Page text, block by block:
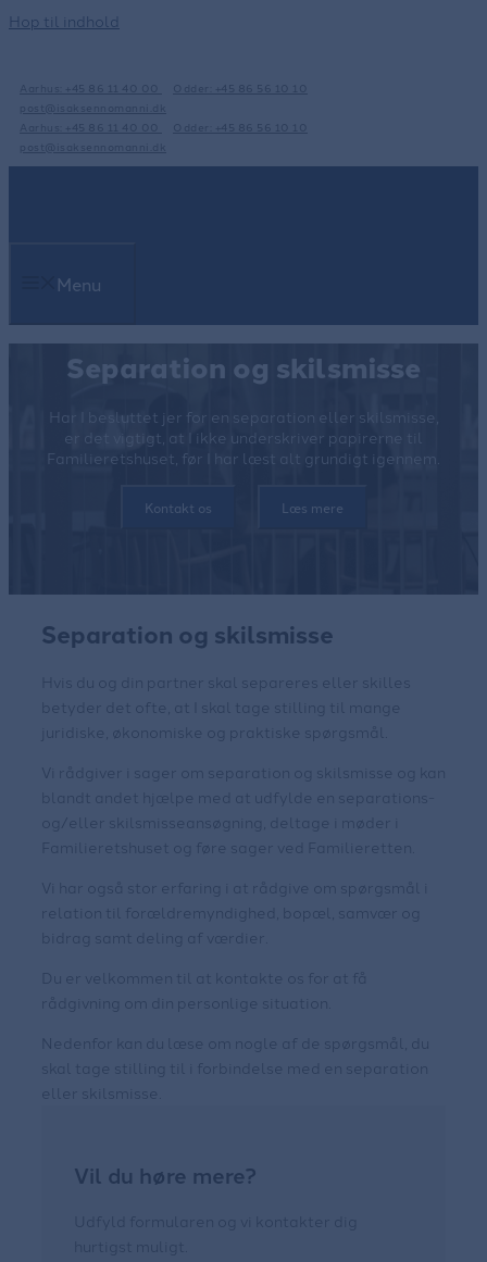
Hop til indhold
Menu
Separation og skilsmisse
Har I besluttet jer for en separation eller skilsmisse,
er det vigtigt, at I ikke underskriver papirerne til
Familieretshuset, før I har læst alt grundigt igennem.
Kontakt os Læs mere
Separation og skilsmisse
Hvis du og din partner skal separeres eller skilles
betyder det ofte, at I skal tage stilling til mange
juridiske, økonomiske og praktiske spørgsmål.
Vi rådgiver i sager om separation og skilsmisse og kan
blandt andet hjælpe med at udfylde en separations-
og/eller skilsmisseansøgning, deltage i møder i
Familieretshuset og føre sager ved Familieretten.
Vi har også stor erfaring i at rådgive om spørgsmål i
relation til forældremyndighed, bopæl, samvær og
bidrag samt deling af værdier.
Du er velkommen til at kontakte os for at få
rådgivning om din personlige situation.
Nedenfor kan du læse om nogle af de spørgsmål, du
skal tage stilling til i forbindelse med en separation
eller skilsmisse.
Vil du høre mere?